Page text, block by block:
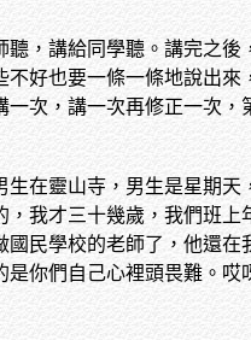
，講給同學聽。講完之
好也要一條一條地說出
次，講一次再修正一次
在靈山寺，男生是星期
我才三十幾歲，我們班
民學校的老師了，他還
你們自己心裡頭畏難。